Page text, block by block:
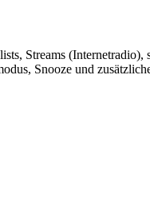
Streams (Internetradio),
Snooze und